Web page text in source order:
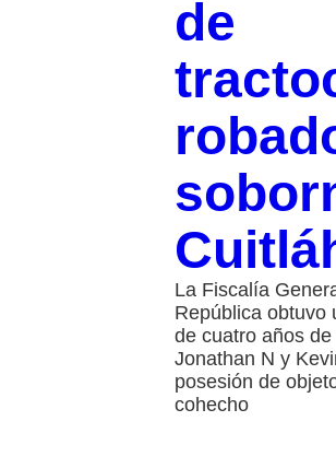
de
La Fiscalía
República obtuvo
de cuatro años
Jonathan N y
posesión de
cohecho